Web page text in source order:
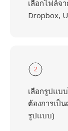
เลือกไฟล์จ
Dropbox,
2
เลือกรูปแบ
ต้องการเป็
รูปแบบ)